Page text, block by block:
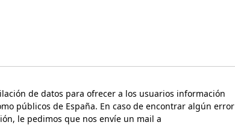
de datos para ofrecer a los usuarios información
públicos de España. En caso de encontrar algún error
le pedimos que nos envíe un mail a